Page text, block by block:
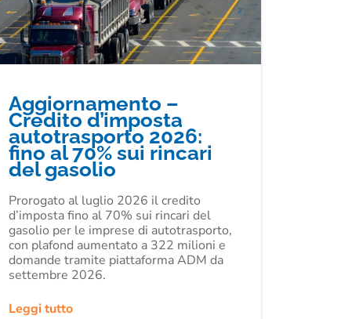
Aggiornamento –
Credito d’imposta
autotrasporto 2026:
fino al 70% sui rincari
del gasolio
Prorogato al luglio 2026 il credito
d’imposta fino al 70% sui rincari del
gasolio per le imprese di autotrasporto,
con plafond aumentato a 322 milioni e
domande tramite piattaforma ADM da
settembre 2026.
Leggi tutto